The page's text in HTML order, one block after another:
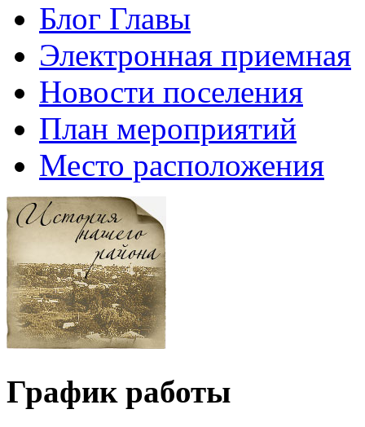
Блог Главы
Электронная приемная
Новости поселения
План мероприятий
Место расположения
График работы